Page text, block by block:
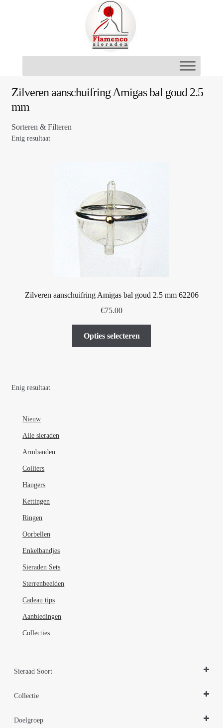
Zilveren aanschuifring Amigas bal goud 2.5
mm
Sorteren & Filteren
Enig resultaat
Zilveren aanschuifring Amigas bal goud 2.5 mm 62206
€75.00
Opties selecteren
Enig resultaat
Nieuw
Alle sieraden
Armbanden
Colliers
Hangers
Kettingen
Ringen
Oorbellen
Enkelbandjes
Sieraden Sets
Sterrenbeelden
Cadeau tips
Aanbiedingen
Collecties
Sieraad Soort
Collectie
Doelgroep